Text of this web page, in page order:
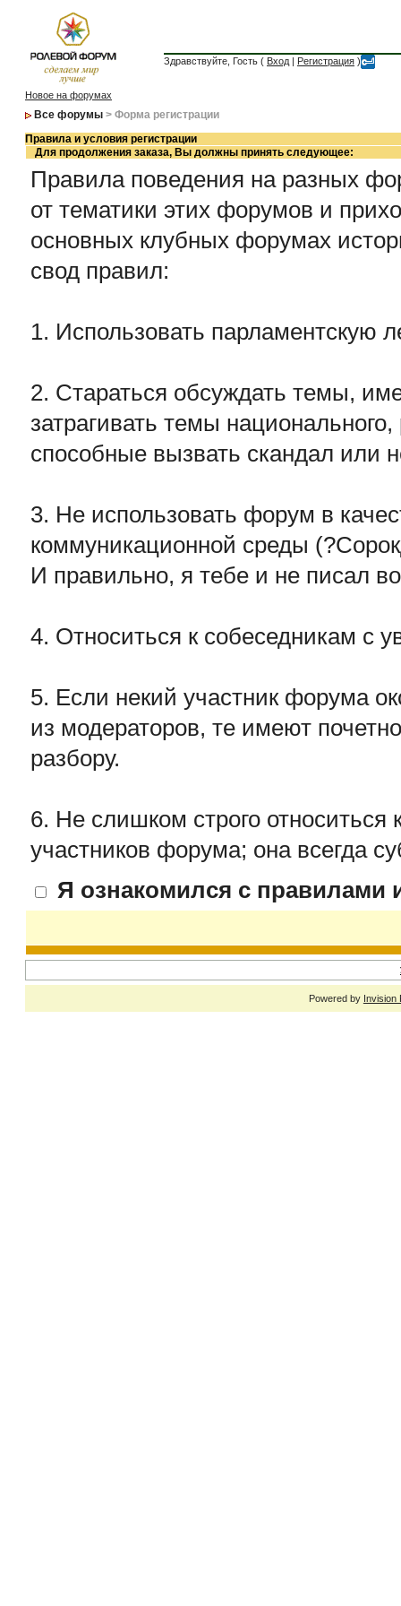
Здравствуйте, Гость ( Вход | Регистрация )
Новое на форумах
Все форумы > Форма регистрации
Правила и условия регистрации
Для продолжения заказа, Вы должны принять следующее:
Правила поведения на разных
от тематики этих форумов и
основных клубных форумах
свод правил:
1. Использовать парламентскую
2. Стараться обсуждать темы,
затрагивать темы
способные вызвать скандал или
3. Не использовать форум в
коммуникационной среды
И правильно, я тебе и не писал
4. Относиться к собеседникам с
5. Если некий участник форума
из модераторов, те имеют
разбору.
6. Не слишком строго относиться
участников форума; она всегда
Я ознакомился с правилами
Powered by Invision